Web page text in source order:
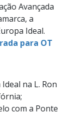
Avançada
a
Ideal.
para OT
na L. Ron
com a Ponte